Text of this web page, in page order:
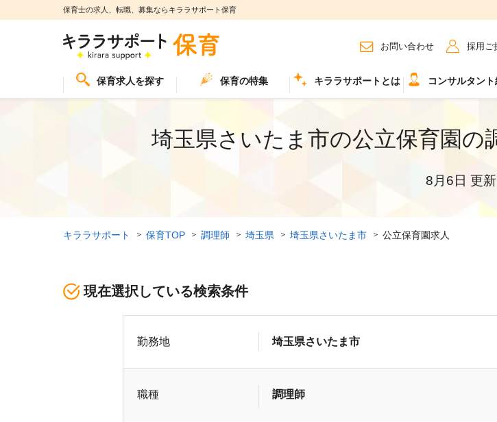
保育士の求人、転職、募集ならキララサポート保育
お問い合わせ 採用ご
保育求人を探す 保育の特集 キララサポートとは コンサルタン
埼玉県さいたま市の公立保育園の
8月6日 更新
キララサポート 保育TOP 調理師 埼玉県 埼玉県さいたま市 公立保育園求人
現在選択している検索条件
勤務地 埼玉県さいたま市
職種 調理師